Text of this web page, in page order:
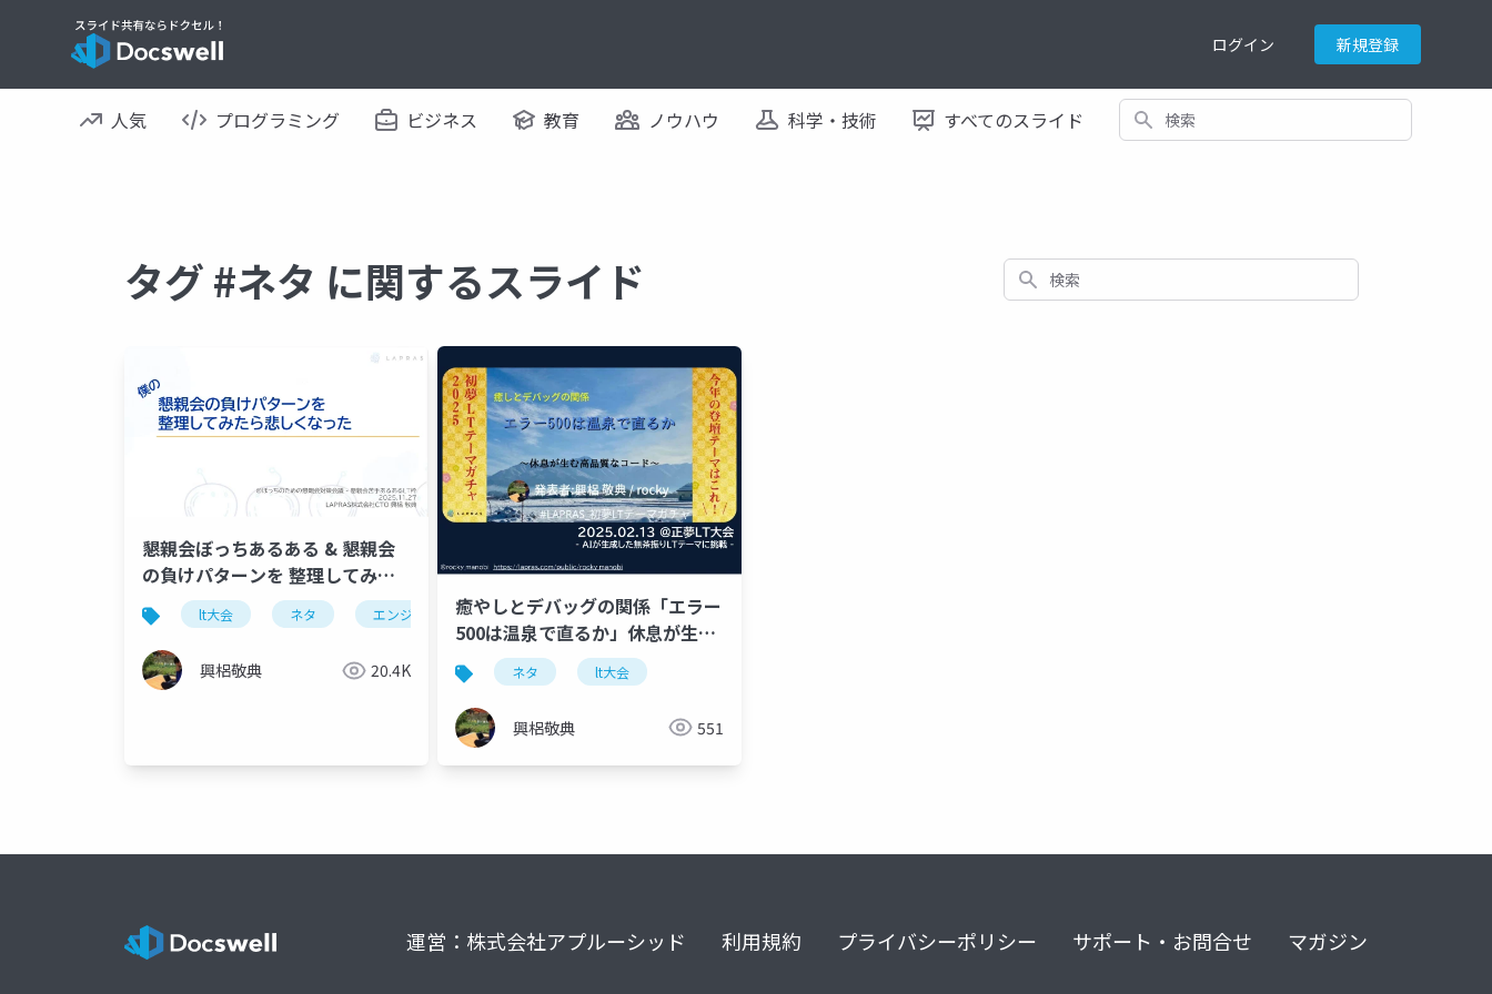
ログイン 新規登録
人気 プログラミング ビジネス 教育 ノウハウ 科学・技術 すべてのスライド 検索
タグ #ネタ に関するスライド 検索
懇親会ぼっちあるある & 懇親会
の負けパターンを 整理してみた
悲しくなった
lt大会 ネタ エンジニア
興梠敬典 20.4K
癒やしとデバッグの関係「エラー
500は温泉で直るか」休息が生む
高品質なコード
ネタ lt大会
興梠敬典 551
運営：株式会社アプルーシッド 利用規約 プライバシーポリシー サポート・お問合せ マガジン